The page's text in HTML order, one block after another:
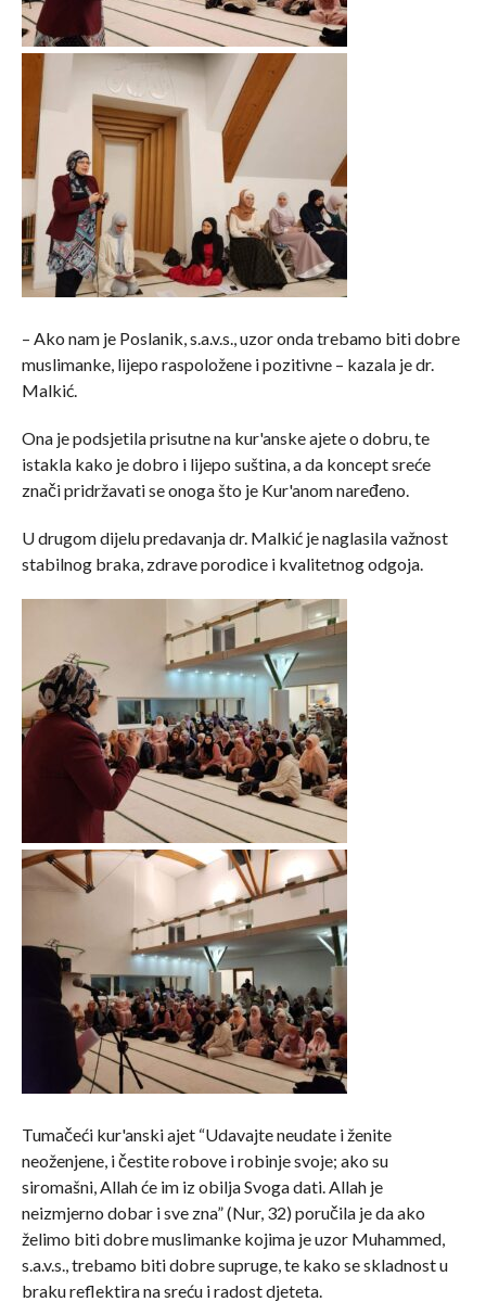
– Ako nam je Poslanik, s.a.v.s., uzor onda trebamo biti dobre
muslimanke, lijepo raspoložene i pozitivne – kazala je dr.
Malkić.
Ona je podsjetila prisutne na kur'anske ajete o dobru, te
istakla kako je dobro i lijepo suština, a da koncept sreće
znači pridržavati se onoga što je Kur'anom naređeno.
U drugom dijelu predavanja dr. Malkić je naglasila važnost
stabilnog braka, zdrave porodice i kvalitetnog odgoja.
Tumačeći kur'anski ajet “Udavajte neudate i ženite
neoženjene, i čestite robove i robinje svoje; ako su
siromašni, Allah će im iz obilja Svoga dati. Allah je
neizmjerno dobar i sve zna” (Nur, 32) poručila je da ako
želimo biti dobre muslimanke kojima je uzor Muhammed,
s.a.v.s., trebamo biti dobre supruge, te kako se skladnost u
braku reflektira na sreću i radost djeteta.